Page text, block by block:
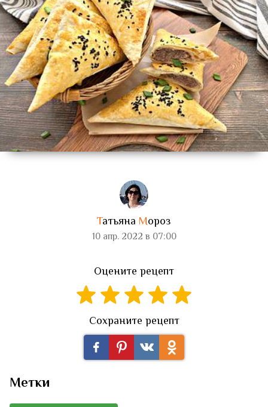
Татьяна Мороз
10 апр. 2022 в 07:00
Оцените рецепт
Сохраните рецепт
Метки